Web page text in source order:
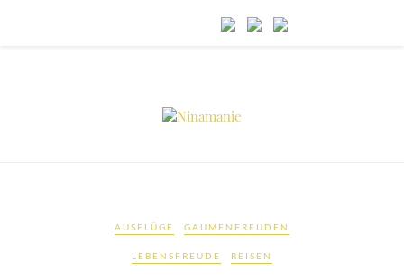
AUSFLÜGE GAUMENFREUDEN
LEBENSFREUDE REISEN